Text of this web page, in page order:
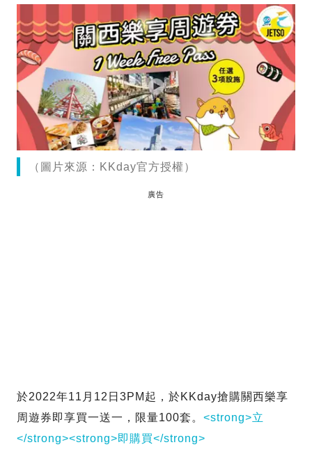
（圖片來源：KKday官方授權）
廣告
於2022年11月12日3PM起，於KKday搶購關西樂享
周遊券即享買一送一，限量100套。 <strong>立
</strong><strong>即購買</strong>